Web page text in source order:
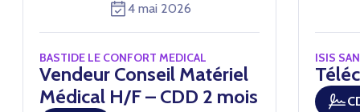
4 mai 2026
BASTIDE LE CONFORT MEDICAL
Vendeur Conseil Matériel
Médical H/F – CDD 2 mois
ISIS